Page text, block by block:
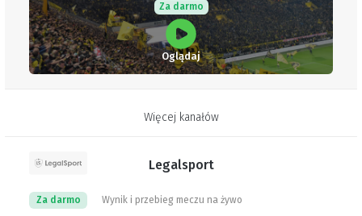
Za darmo
Oglądaj
Więcej kanałów
Legalsport
Wynik i przebieg meczu na żywo
Za darmo